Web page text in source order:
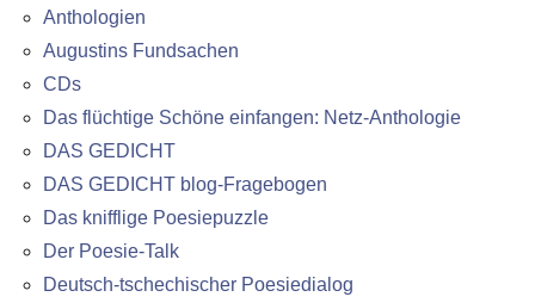
Anthologien
Augustins Fundsachen
CDs
Das flüchtige Schöne einfangen: Netz-Anthologie
DAS GEDICHT
DAS GEDICHT blog-Fragebogen
Das knifflige Poesiepuzzle
Der Poesie-Talk
Deutsch-tschechischer Poesiedialog